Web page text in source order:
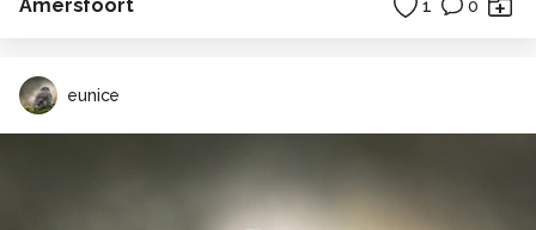
Amersfoort 1 0
eunice